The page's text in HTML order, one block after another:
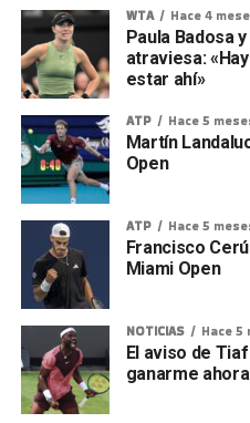
WTA Hace 4
Paula Badosa
atraviesa:
estar ahí»
ATP Hace 5
Martín
Open
ATP Hace 5
Francisco
Miami Open
NOTICIAS Hace 5
El aviso de
ganarme